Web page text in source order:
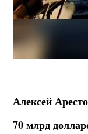
Алексей
70 млрд